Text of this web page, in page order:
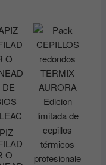
opciones
se
pueden
elegir
en
la
página
de
producto
O